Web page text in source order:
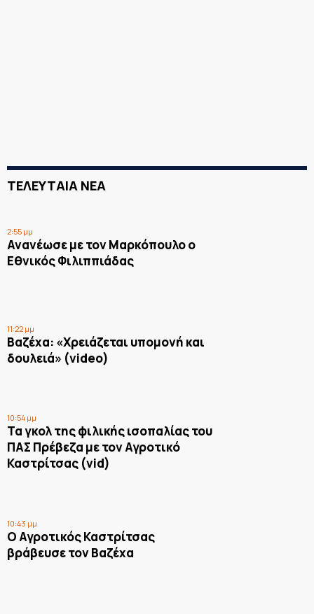
ΤΕΛΕΥΤΑΙΑ ΝΕΑ
2:55 μμ
Ανανέωσε με τον Μαρκόπουλο ο
Εθνικός Φιλιππιάδας
11:22 μμ
Βαζέχα: «Χρειάζεται υπομονή και
δουλειά» (video)
10:54 μμ
Τα γκολ της φιλικής ισοπαλίας του
ΠΑΣ Πρέβεζα με τον Αγροτικό
Καστρίτσας (vid)
10:43 μμ
Ο Αγροτικός Καστρίτσας
βράβευσε τον Βαζέχα